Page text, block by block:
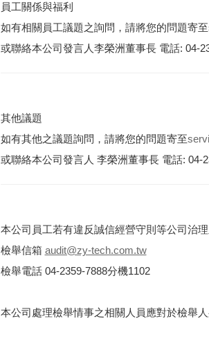
員工關係與福利
如有相關員工議題之詢問，請將您的問題寄至
或聯絡本公司發言人李榮洲董事長 電話: 04-
其他議題
如有其他之議題詢問，請將您的問題寄至
或聯絡本公司發言人 李榮洲董事長 電話: 04-
本公司員工若有違反誠信經營守則等公司治
檢舉信箱 audit@zy-tech.com.tw
檢舉電話 04-2359-7888分機1102
本公司處理檢舉情事之相關人員應對於檢舉